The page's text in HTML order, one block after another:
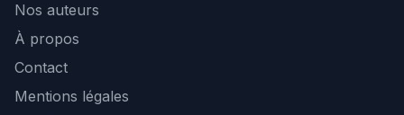
Nos auteurs
À propos
Contact
Mentions légales